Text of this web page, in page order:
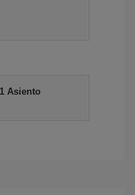
Asiento